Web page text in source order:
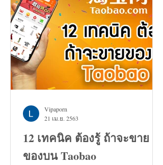
12 เทคนิค ต้องรู้ ถ้าจะขาย
ของบน Taobao
Vipaporn
21 เม.ย. 2563